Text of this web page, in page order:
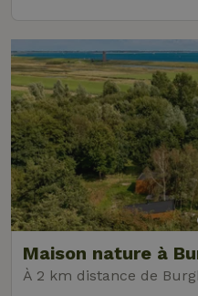
Maison nature à
À 2 km distance de